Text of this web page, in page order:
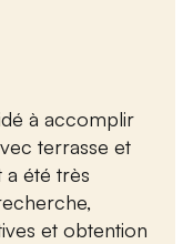
à accomplir
terrasse et
a été très
et obtention